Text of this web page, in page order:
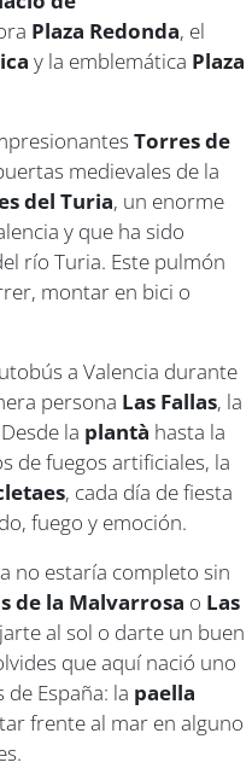
Plaza Redonda, el
y la emblemática Plaza
Torres de
medievales de la
del Turia, un enorme
y que ha sido
río Turia. Este pulmón
montar en bici o
a Valencia durante
persona Las Fallas, la
la plantà hasta la
de fuegos artificiales, la
, cada día de fiesta
fuego y emoción.
no estaría completo sin
de la Malvarrosa o Las
al sol o darte un buen
que aquí nació uno
España: la paella
frente al mar en alguno